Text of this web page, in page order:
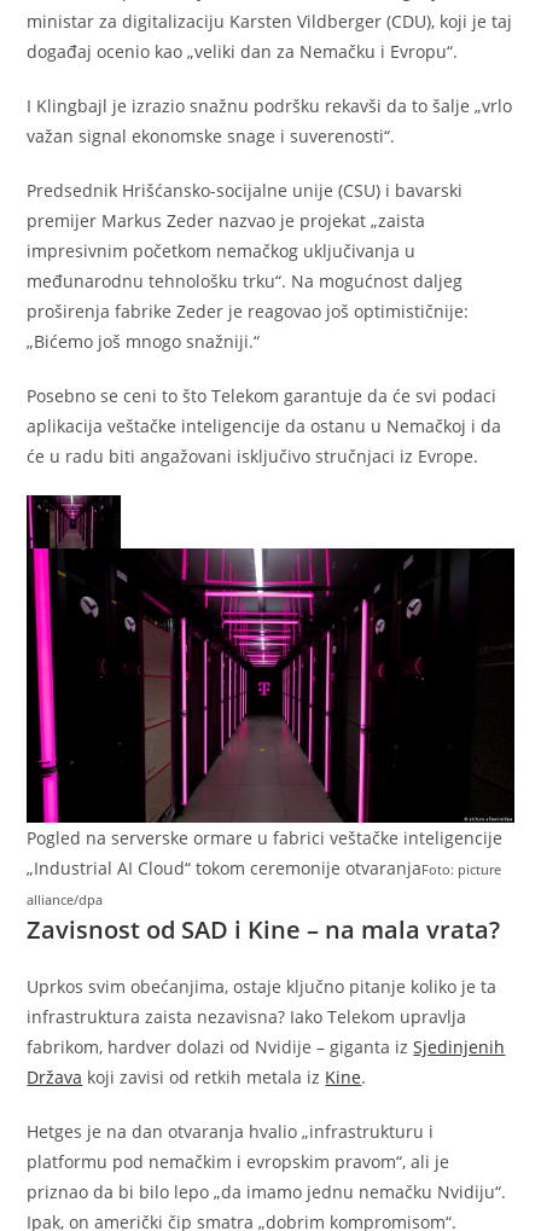
ministar za digitalizaciju Karsten Vildberger (CDU), koji je taj
događaj ocenio kao „veliki dan za Nemačku i Evropu“.
I Klingbajl je izrazio snažnu podršku rekavši da to šalje „vrlo
važan signal ekonomske snage i suverenosti“.
Predsednik Hrišćansko-socijalne unije (CSU) i bavarski
premijer Markus Zeder nazvao je projekat „zaista
impresivnim početkom nemačkog uključivanja u
međunarodnu tehnološku trku“. Na mogućnost daljeg
proširenja fabrike Zeder je reagovao još optimističnije:
„Bićemo još mnogo snažniji.“
Posebno se ceni to što Telekom garantuje da će svi podaci
aplikacija veštačke inteligencije da ostanu u Nemačkoj i da
će u radu biti angažovani isključivo stručnjaci iz Evrope.
Pogled na serverske ormare u fabrici veštačke inteligencije
„Industrial AI Cloud“ tokom ceremonije otvaranjaFoto: picture
alliance/dpa
Zavisnost od SAD i Kine – na mala vrata?
Uprkos svim obećanjima, ostaje ključno pitanje koliko je ta
infrastruktura zaista nezavisna? Iako Telekom upravlja
fabrikom, hardver dolazi od Nvidije – giganta izSjedinjenih
Država koji zavisi od retkih metala iz Kine.
Hetges je na dan otvaranja hvalio „infrastrukturu i
platformu pod nemačkim i evropskim pravom“, ali je
priznao da bi bilo lepo „da imamo jednu nemačku Nvidiju“.
Ipak, on američki čip smatra „dobrim kompromisom“.